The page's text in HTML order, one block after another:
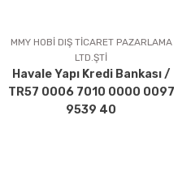
Ürün açıklamasında eksik
Ürün bilgilerinde hatalar
Ürün fiyatı diğer sitelerden daha
Bu ürüne benzer farklı
MMY HOBİ DIŞ TİCARET PAZARLAMA
LTD.ŞTİ
Havale Yapı Kredi Bankası /
TR57 0006 7010 0000 0097
9539 40